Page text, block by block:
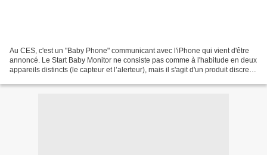
Au CES, c'est un "Baby Phone" communicant avec l'iPhone qui vient d'être
annoncé. Le Start Baby Monitor ne consiste pas comme à l'habitude en deux
appareils distincts (le capteur et l’alerteur), mais il s'agit d'un produit discret,